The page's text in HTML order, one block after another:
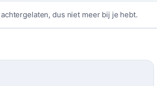
dus niet meer bij je hebt.